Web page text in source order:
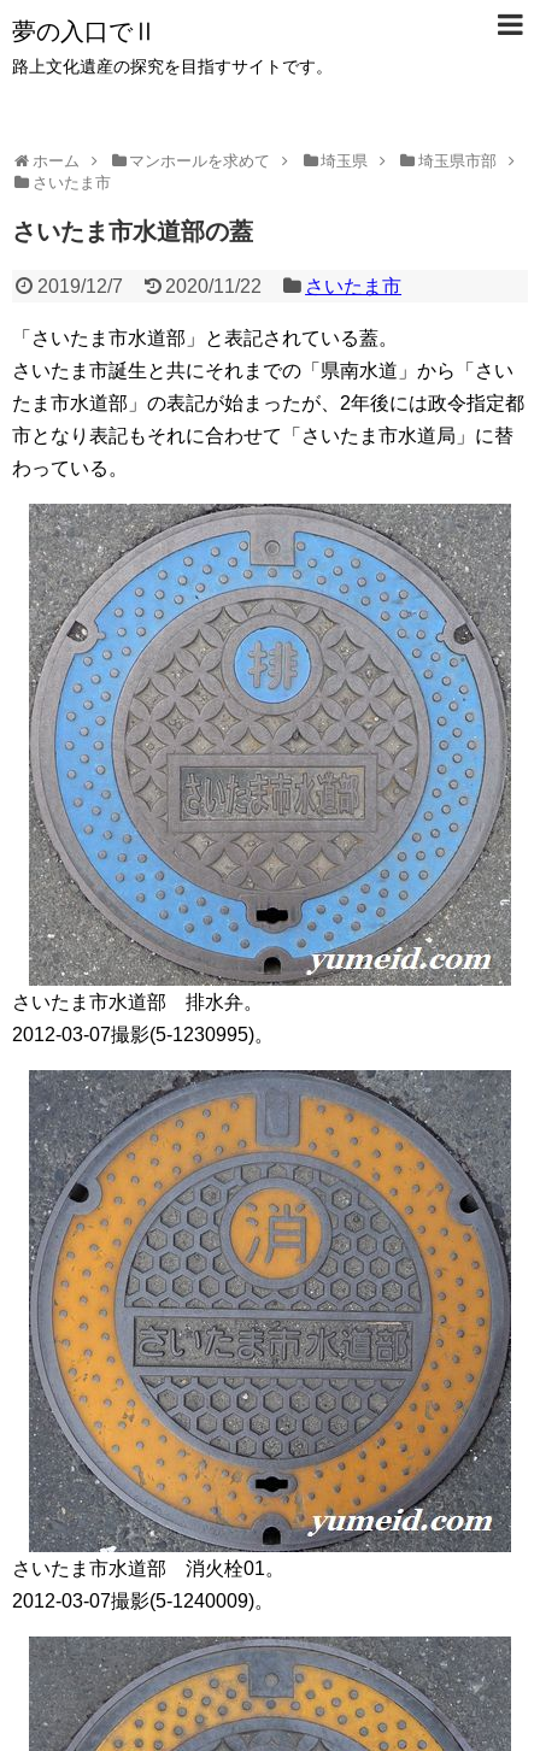
夢の入口でⅡ
路上文化遺産の探究を目指すサイトです。
ホーム マンホールを求めて 埼玉県
埼玉県市部
さいたま市
さいたま市水道部の蓋
2019/12/7 2020/11/22 さいたま市
「さいたま市水道部」と表記されている蓋。
さいたま市誕生と共にそれまでの「県南水道」から「さい
たま市水道部」の表記が始まったが、2年後には政令指定都
市となり表記もそれに合わせて「さいたま市水道局」に替
わっている。
さいたま市水道部 排水弁。
2012-03-07撮影(5-1230995)。
さいたま市水道部 消火栓01。
2012-03-07撮影(5-1240009)。